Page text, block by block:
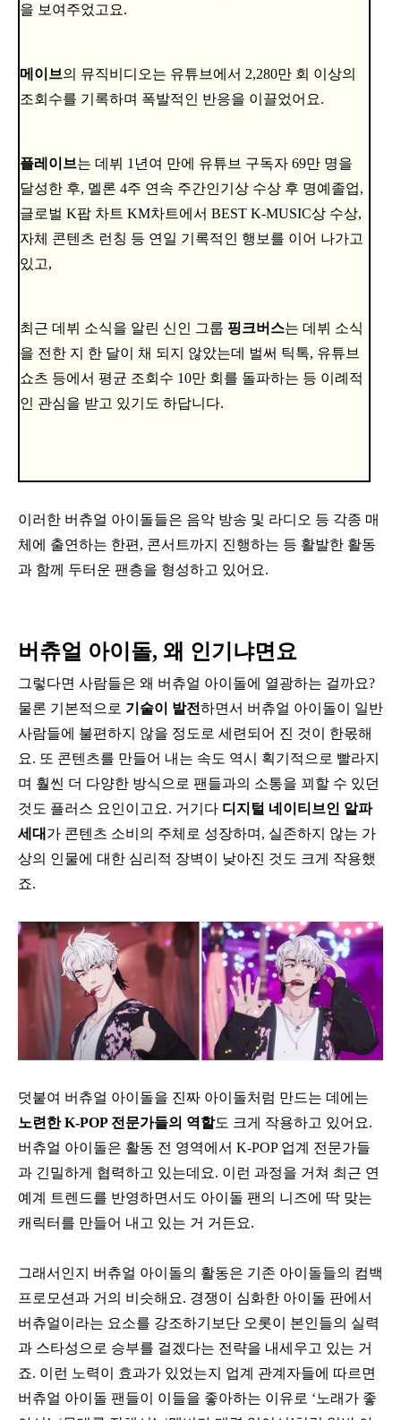
을 보여주었고요.
메이브의 뮤직비디오는 유튜브에서 2,280만 회 이상의
조회수를 기록하며 폭발적인 반응을 이끌었어요.
플레이브는 데뷔 1년여 만에 유튜브 구독자 69만 명을
달성한 후, 멜론 4주 연속 주간인기상 수상 후 명예졸업,
글로벌 K팝 차트 KM차트에서 BEST K-MUSIC상 수상,
자체 콘텐츠 런칭 등 연일 기록적인 행보를 이어 나가고
있고,
최근 데뷔 소식을 알린 신인 그룹 핑크버스는 데뷔 소식
을 전한 지 한 달이 채 되지 않았는데 벌써 틱톡, 유튜브
쇼츠 등에서 평균 조회수 10만 회를 돌파하는 등 이례적
인 관심을 받고 있기도 하답니다.
이러한 버츄얼 아이돌들은 음악 방송 및 라디오 등 각종 매
체에 출연하는 한편, 콘서트까지 진행하는 등 활발한 활동
과 함께 두터운 팬층을 형성하고 있어요.
버츄얼 아이돌, 왜 인기냐면요
그렇다면 사람들은 왜 버츄얼 아이돌에 열광하는 걸까요?
물론 기본적으로 기술이 발전하면서 버츄얼 아이돌이 일반
사람들에 불편하지 않을 정도로 세련되어 진 것이 한몫해
요. 또 콘텐츠를 만들어 내는 속도 역시 획기적으로 빨라지
며 훨씬 더 다양한 방식으로 팬들과의 소통을 꾀할 수 있던
것도 플러스 요인이고요. 거기다 디지털 네이티브인 알파
세대 가 콘텐츠 소비의 주체로 성장하며, 실존하지 않는 가
상의 인물에 대한 심리적 장벽이 낮아진 것도 크게 작용했
죠.
덧붙여 버츄얼 아이돌을 진짜 아이돌처럼 만드는 데에는
노련한 K-POP 전문가들의 역할도 크게 작용하고 있어요.
버츄얼 아이돌은 활동 전 영역에서 K-POP 업계 전문가들
과 긴밀하게 협력하고 있는데요. 이런 과정을 거쳐 최근 연
예계 트렌드를 반영하면서도 아이돌 팬의 니즈에 딱 맞는
캐릭터를 만들어 내고 있는 거 거든요.
그래서인지 버츄얼 아이돌의 활동은 기존 아이돌들의 컴백
프로모션과 거의 비슷해요. 경쟁이 심화한 아이돌 판에서
버츄얼이라는 요소를 강조하기보단 오롯이 본인들의 실력
과 스타성으로 승부를 걸겠다는 전략을 내세우고 있는 거
죠. 이런 노력이 효과가 있었는지 업계 관계자들에 따르면
버츄얼 아이돌 팬들이 이들을 좋아하는 이유로 ‘노래가 좋